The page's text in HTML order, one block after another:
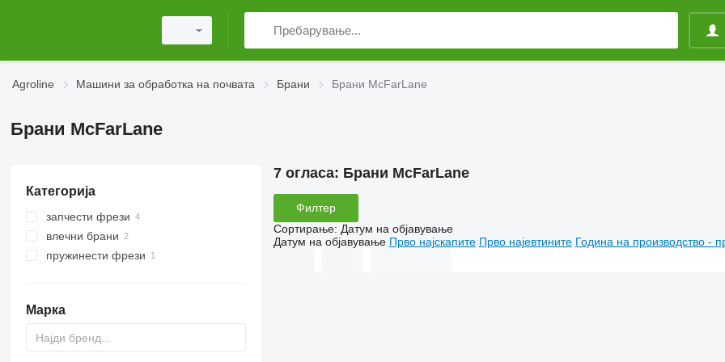
Agroline Машини за обработка на почвата Брани Брани McFarLane
Брани McFarLane
Категорија
запчести фрези
влечни брани
пружинести фрези
Марка
7 огласа: Брани McFarLane
Филтер
Сортирање: Датум на објавување
Датум на објавување Прво најскапите Прво најевтините Година на производство -